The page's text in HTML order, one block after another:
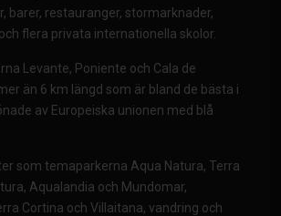
barer, restauranger, stormarknader,
flera privata internationella skolor.
Levante, Poniente och Cala de
än 6 km längd som är bland de bästa i
av Europeiska unionen med blå
som temaparkerna Aqua Natura, Terra
Aqualandia och Mundomar,
Cortina och Villaitana, vandring och